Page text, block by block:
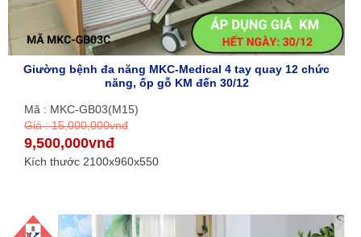
Giường bệnh đa năng MKC-Medical 4 tay quay 12 chức
năng, ốp gỗ KM đến 30/12
Mã : MKC-GB03(M15)
Giá : 15,000,000vnđ
9,500,000vnđ
Kích thước 2100x960x550